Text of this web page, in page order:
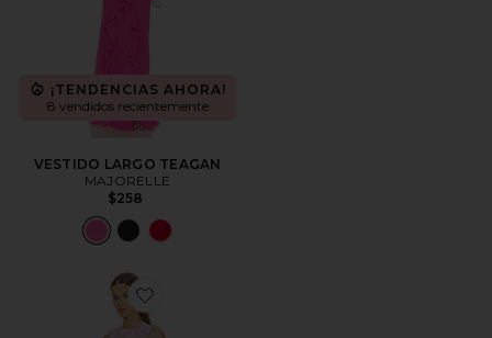
¡TENDENCIAS AHORA!
8 vendidos recientemente
VESTIDO LARGO TEAGAN
MAJORELLE
$258
Favorite VESTIDO ZURINA